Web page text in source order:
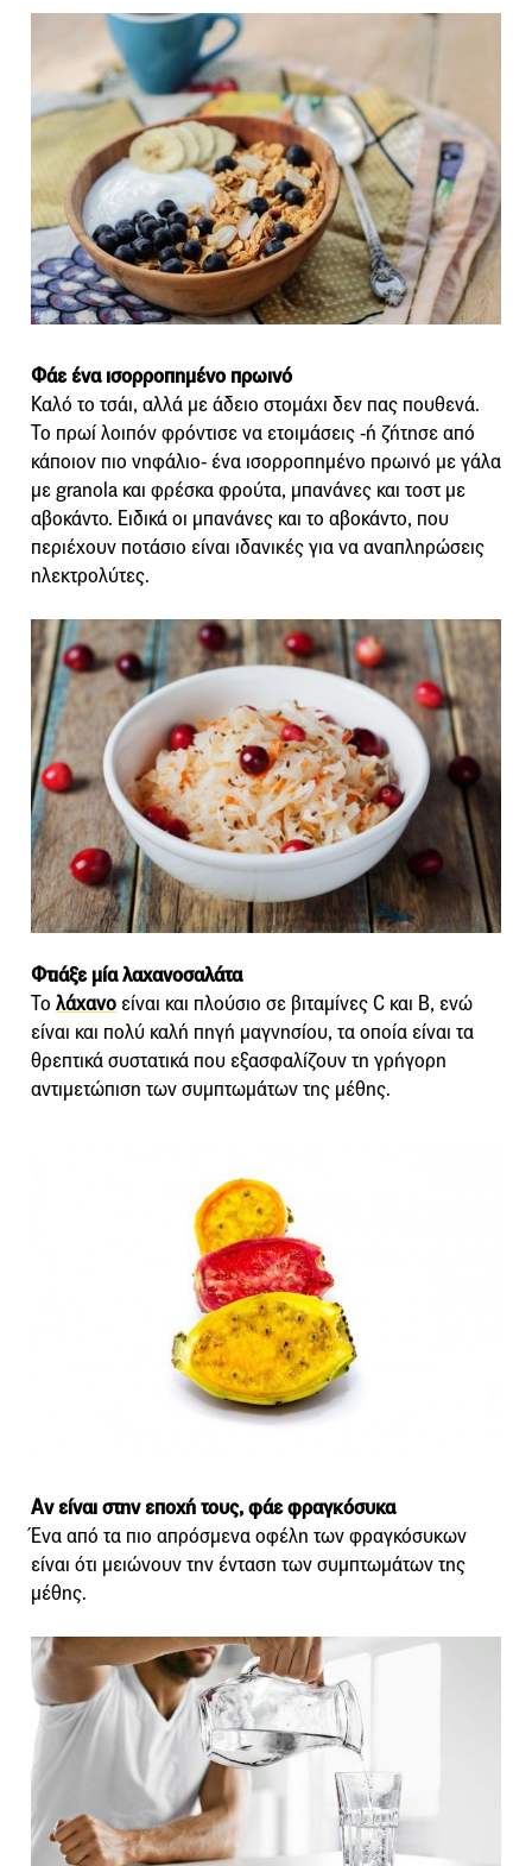
Φάε ένα ισορροπημένο πρωινό
Καλό το τσάι, αλλά με άδειο στομάχι δεν πας πουθενά.
Το πρωί λοιπόν φρόντισε να ετοιμάσεις -ή ζήτησε από
κάποιον πιο νηφάλιο- ένα ισορροπημένο πρωινό με γάλα
με granola και φρέσκα φρούτα, μπανάνες και τοστ με
αβοκάντο. Ειδικά οι μπανάνες και το αβοκάντο, που
περιέχουν ποτάσιο είναι ιδανικές για να αναπληρώσεις
ηλεκτρολύτες.
Φτιάξε μία λαχανοσαλάτα
Το λάχανο είναι και πλούσιο σε βιταμίνες C και Β, ενώ
είναι και πολύ καλή πηγή μαγνησίου, τα οποία είναι τα
θρεπτικά συστατικά που εξασφαλίζουν τη γρήγορη
αντιμετώπιση των συμπτωμάτων της μέθης.
Αν είναι στην εποχή τους, φάε φραγκόσυκα
Ένα από τα πιο απρόσμενα οφέλη των φραγκόσυκων
είναι ότι μειώνουν την ένταση των συμπτωμάτων της
μέθης.